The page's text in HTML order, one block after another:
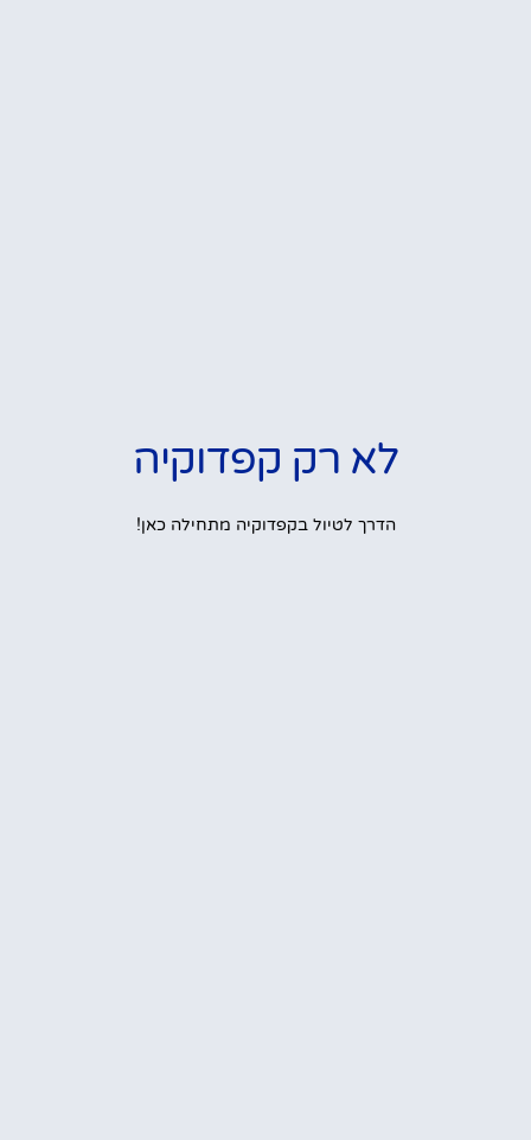
לא רק קפדוקיה
הדרך לטיול בקפדוקיה מתחילה כאן!